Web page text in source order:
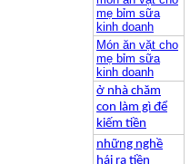
mẹ bỉm sữa
kinh doanh
Món ăn vặt cho
mẹ bỉm sữa
kinh doanh
ở nhà chăm
con làm gì để
kiếm tiền
những nghề
hái ra tiền